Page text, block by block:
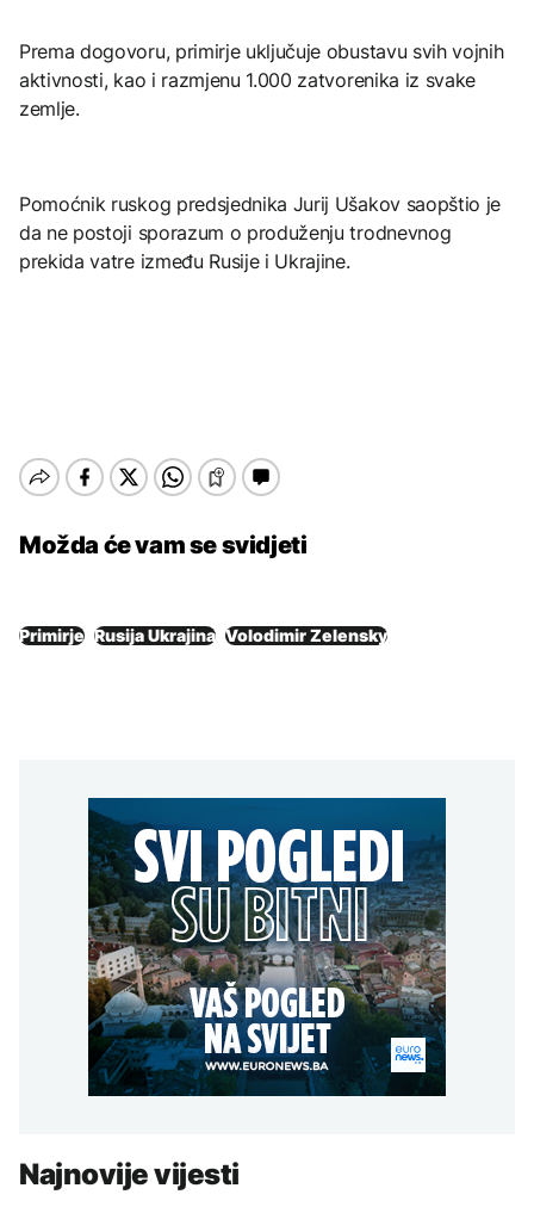
Prema dogovoru, primirje uključuje obustavu svih vojnih
aktivnosti, kao i razmjenu 1.000 zatvorenika iz svake
zemlje.
Pomoćnik ruskog predsjednika Jurij Ušakov saopštio je
da ne postoji sporazum o produženju trodnevnog
prekida vatre između Rusije i Ukrajine.
Možda će vam se svidjeti
Primirje Rusija Ukrajina Volodimir Zelensky
Najnovije vijesti